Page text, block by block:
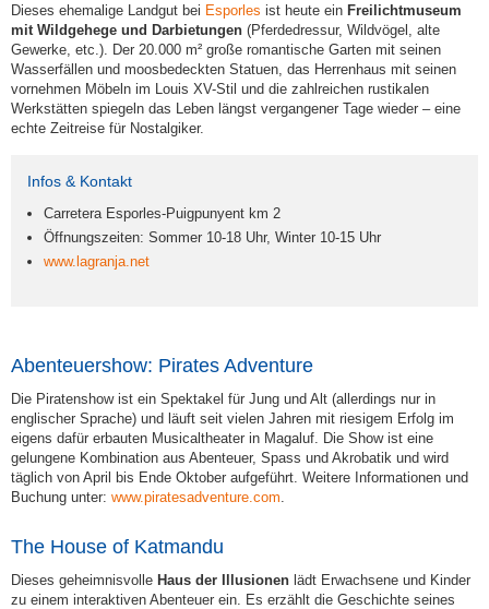
Dieses ehemalige Landgut bei Esporles ist heute ein Freilichtmuseum
mit Wildgehege und Darbietungen (Pferdedressur, Wildvögel, alte
Gewerke, etc.). Der 20.000 m² große romantische Garten mit seinen
Wasserfällen und moosbedeckten Statuen, das Herrenhaus mit seinen
vornehmen Möbeln im Louis XV-Stil und die zahlreichen rustikalen
Werkstätten spiegeln das Leben längst vergangener Tage wieder – eine
echte Zeitreise für Nostalgiker.
Infos & Kontakt
Carretera Esporles-Puigpunyent km 2
Öffnungszeiten: Sommer 10-18 Uhr, Winter 10-15 Uhr
www.lagranja.net
Abenteuershow: Pirates Adventure
Die Piratenshow ist ein Spektakel für Jung und Alt (allerdings nur in
englischer Sprache) und läuft seit vielen Jahren mit riesigem Erfolg im
eigens dafür erbauten Musicaltheater in Magaluf. Die Show ist eine
gelungene Kombination aus Abenteuer, Spass und Akrobatik und wird
täglich von April bis Ende Oktober aufgeführt. Weitere Informationen und
Buchung unter: www.piratesadventure.com.
The House of Katmandu
Dieses geheimnisvolle Haus der Illusionen lädt Erwachsene und Kinder
zu einem interaktiven Abenteuer ein. Es erzählt die Geschichte seines